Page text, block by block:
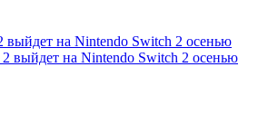
выйдет на Nintendo Switch 2 осенью
выйдет на Nintendo Switch 2 осенью